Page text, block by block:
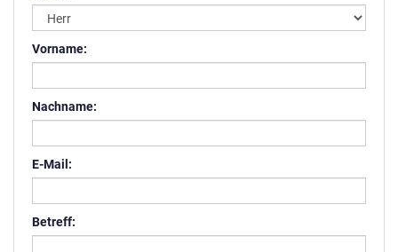
Vorname:
Nachname:
E-Mail:
Betreff: